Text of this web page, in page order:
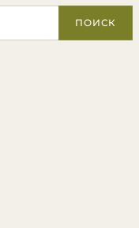
ПОИСК